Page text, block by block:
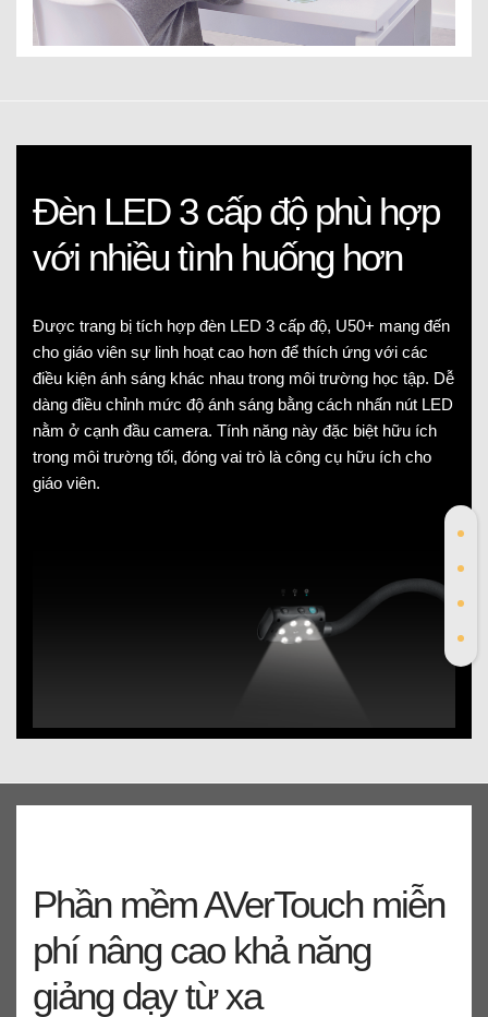
Đèn LED 3 cấp độ phù hợp
với nhiều tình huống hơn
Được trang bị tích hợp đèn LED 3 cấp độ, U50+ mang đến
cho giáo viên sự linh hoạt cao hơn để thích ứng với các
điều kiện ánh sáng khác nhau trong môi trường học tập. Dễ
dàng điều chỉnh mức độ ánh sáng bằng cách nhấn nút LED
nằm ở cạnh đầu camera. Tính năng này đặc biệt hữu ích
trong môi trường tối, đóng vai trò là công cụ hữu ích cho
giáo viên.
Phần mềm AVerTouch miễn
phí nâng cao khả năng
giảng dạy từ xa